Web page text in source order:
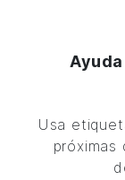
Usa
próximas